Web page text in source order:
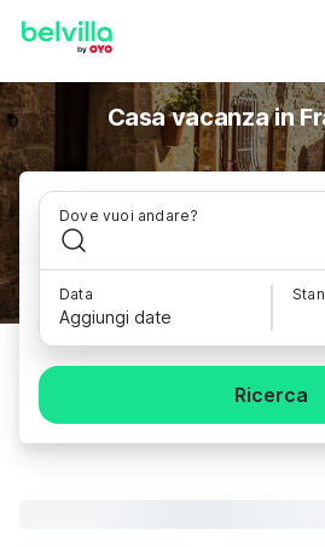
Casa vacanza in
Dove vuoi andare?
Data
Aggiungi date
Ricerca